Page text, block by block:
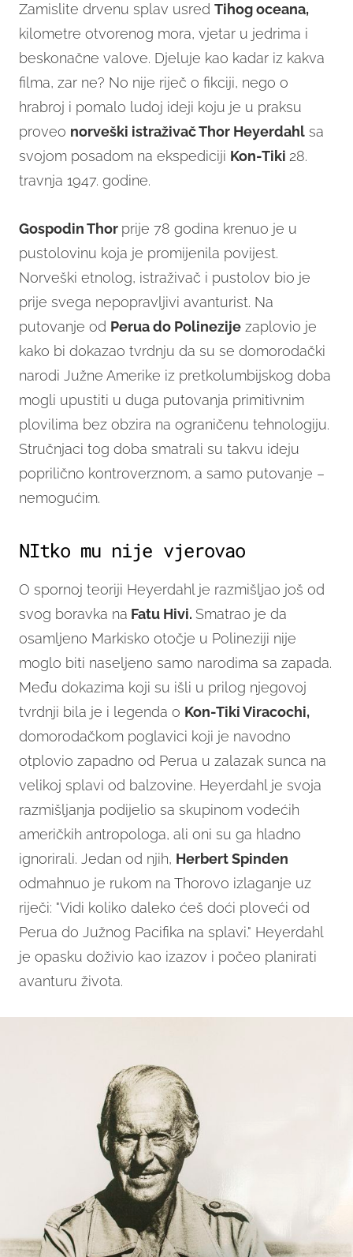
Zamislite drvenu splav usred Tihog oceana,
kilometre otvorenog mora, vjetar u jedrima i
beskonačne valove. Djeluje kao kadar iz kakva
filma, zar ne? No nije riječ o fikciji, nego o
hrabroj i pomalo ludoj ideji koju je u praksu
proveo norveški istraživač Thor Heyerdahl sa
svojom posadom na ekspediciji Kon-Tiki 28.
travnja 1947. godine.
Gospodin Thor prije 78 godina krenuo je u
pustolovinu koja je promijenila povijest.
Norveški etnolog, istraživač i pustolov bio je
prije svega nepopravljivi avanturist. Na
putovanje od Perua do Polinezije zaplovio je
kako bi dokazao tvrdnju da su se domorodački
narodi Južne Amerike iz pretkolumbijskog doba
mogli upustiti u duga putovanja primitivnim
plovilima bez obzira na ograničenu tehnologiju.
Stručnjaci tog doba smatrali su takvu ideju
poprilično kontroverznom, a samo putovanje –
nemogućim.
NItko mu nije vjerovao
O spornoj teoriji Heyerdahl je razmišljao još od
svog boravka na Fatu Hivi. Smatrao je da
osamljeno Markisko otočje u Polineziji nije
moglo biti naseljeno samo narodima sa zapada.
Među dokazima koji su išli u prilog njegovoj
tvrdnji bila je i legenda o Kon-Tiki Viracochi,
domorodačkom poglavici koji je navodno
otplovio zapadno od Perua u zalazak sunca na
velikoj splavi od balzovine. Heyerdahl je svoja
razmišljanja podijelio sa skupinom vodećih
američkih antropologa, ali oni su ga hladno
ignorirali. Jedan od njih, Herbert Spinden
odmahnuo je rukom na Thorovo izlaganje uz
riječi: "Vidi koliko daleko ćeš doći ploveći od
Perua do Južnog Pacifika na splavi." Heyerdahl
je opasku doživio kao izazov i počeo planirati
avanturu života.